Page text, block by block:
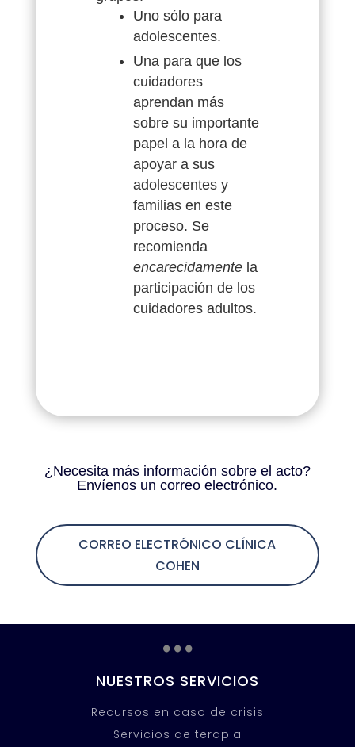
Uno sólo para
adolescentes.
Una para que los
cuidadores
aprendan más
sobre su importante
papel a la hora de
apoyar a sus
adolescentes y
familias en este
proceso. Se
recomienda
encarecidamente la
participación de los
cuidadores adultos.
¿Necesita más información sobre el acto?
Envíenos un correo electrónico.
CORREO ELECTRÓNICO CLÍNICA
COHEN
...
NUESTROS SERVICIOS
Recursos en caso de crisis
Servicios de terapia